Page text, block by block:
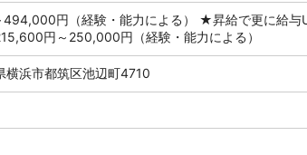
円（経験・能力による） ★昇給で更に給与
円～250,000円（経験・能力による）
横浜市都筑区池辺町4710